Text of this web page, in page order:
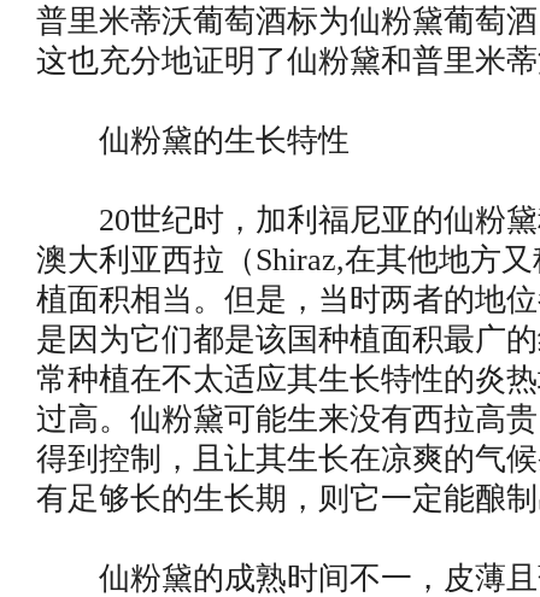
普里米蒂沃葡萄酒标为仙粉黛葡萄
这也充分地证明了仙粉黛和普里米
仙粉黛的生长特性
20世纪时，加利福尼亚的仙粉黛
澳大利亚西拉（Shiraz,在其他地方
植面积相当。但是，当时两者的地
是因为它们都是该国种植面积最广
常种植在不太适应其生长特性的炎
过高。仙粉黛可能生来没有西拉高
得到控制，且让其生长在凉爽的气
有足够长的生长期，则它一定能酿
仙粉黛的成熟时间不一，皮薄且